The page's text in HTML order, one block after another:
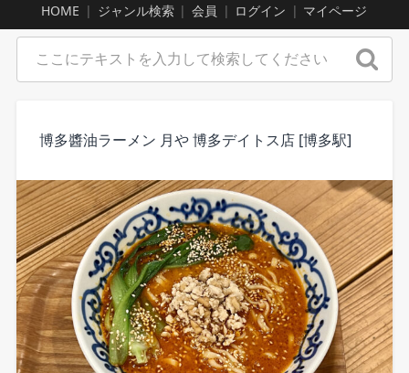
HOME ジャンル検索 会員 ログイン マイページ
博多醬油ラーメン 月や 博多デイトス店 [博多駅]